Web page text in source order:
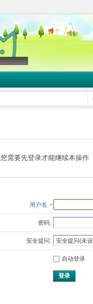
您需要先登录才能继续本操作
用户名
密码:
安全提问:
自动登录
登录